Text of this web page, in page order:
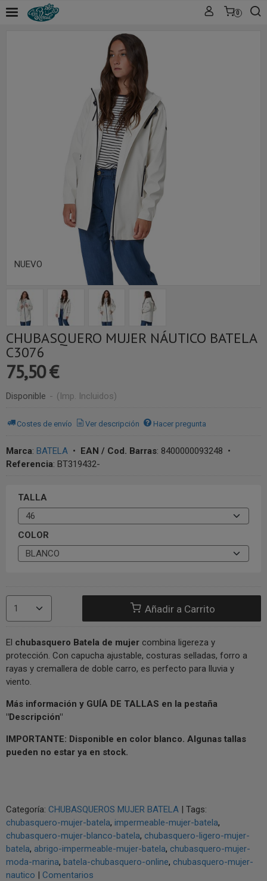
0
NUEVO
CHUBASQUERO MUJER NÁUTICO BATELA
C3076
75,50 €
Disponible - (Imp. Incluidos)
Costes de envío Ver descripción Hacer pregunta
Marca: BATELA • EAN / Cod. Barras: 8400000093248 •
Referencia: BT319432-
TALLA
COLOR
Añadir a Carrito
El chubasquero Batela de mujer combina ligereza y
protección. Con capucha ajustable, costuras selladas, forro a
rayas y cremallera de doble carro, es perfecto para lluvia y
viento.
Más información y GUÍA DE TALLAS en la pestaña
"Descripción"
IMPORTANTE: Disponible en color blanco. Algunas tallas
pueden no estar ya en stock.
Categoría: CHUBASQUEROS MUJER BATELA | Tags:
chubasquero-mujer-batela impermeable-mujer-batela
chubasquero-mujer-blanco-batela chubasquero-ligero-mujer-
batela abrigo-impermeable-mujer-batela chubasquero-mujer-
moda-marina batela-chubasquero-online chubasquero-mujer-
nautico | Comentarios